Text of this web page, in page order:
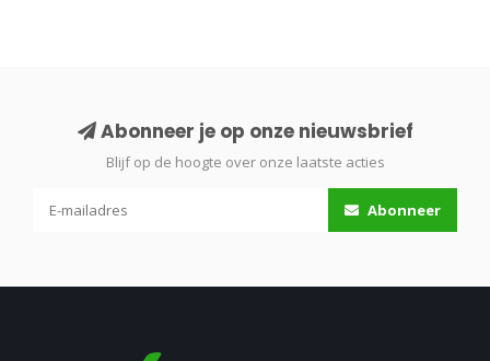
Abonneer je op onze nieuwsbrief
Blijf op de hoogte over onze laatste acties
Abonneer